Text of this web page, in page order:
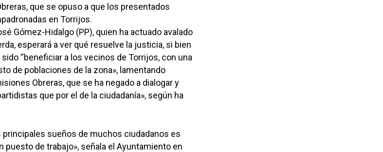
que se opuso a que los presentados
en Torrijos.
Gómez-Hidalgo (PP), quien ha actuado avalado
esperará a ver qué resuelve la justicia, si bien
“beneficiar a los vecinos de Torrijos, con una
de poblaciones de la zona», lamentando
Obreras, que se ha negado a dialogar y
que por el de la ciudadanía», según ha
sueños de muchos ciudadanos es
puesto de trabajo», señala el Ayuntamiento en